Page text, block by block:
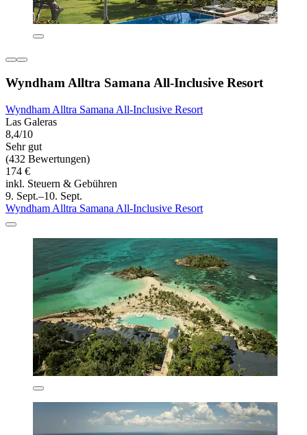
Wyndham Alltra Samana All-Inclusive Resort
Wyndham Alltra Samana All-Inclusive Resort
Las Galeras
8,4/10
Sehr gut
(432 Bewertungen)
174 €
inkl. Steuern & Gebühren
9. Sept.–10. Sept.
Wyndham Alltra Samana All-Inclusive Resort